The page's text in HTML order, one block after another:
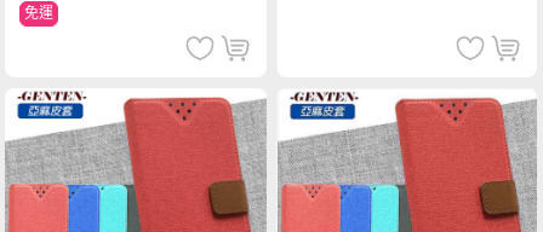
免運